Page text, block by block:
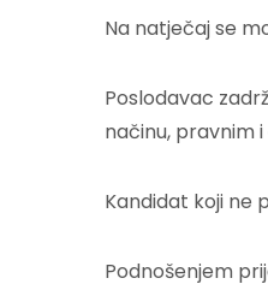
Na natječaj se
Poslodavac
načinu, pravnim
Kandidat koji ne
Podnošenjem